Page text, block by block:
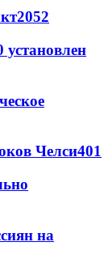
2052
установлен
Челси401
на